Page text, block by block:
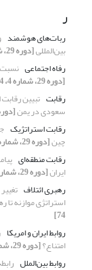
ر
ربات‌های هوشمند
بین‌المللی[دوره 29، شماره 3، 1394، صفحه 35-56]
رفاه اجتماعی نسبت
[دوره 29، شماره 4، 1394، صفحه 147-170]
رقابت تبیین
سعودی در یمن[دوره 29، شماره 2، 1394،
رقابت استراتژیک
چین[دوره 29، شماره 4، 1394، صفحه 81-110]
رقابت منطقه‌ای
ایران[دوره 29، شماره 3، 1394، صفحه 57-78]
رهبری ائتلاف
استراتژی موازنه تا
74]
روابط ایران و امریکا
امتناع؟[دوره 29، شماره 3، 1394، صفحه 105-131]
روابط بین‌الملل